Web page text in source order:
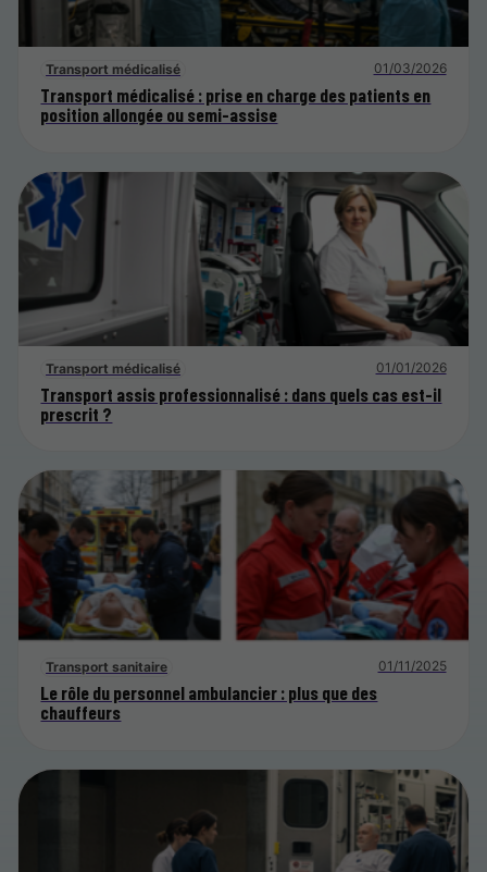
Transport médicalisé 01/03/2026
Transport médicalisé : prise en charge des patients en
position allongée ou semi-assise
Transport médicalisé 01/01/2026
Transport assis professionnalisé : dans quels cas est-il
prescrit ?
Transport sanitaire 01/11/2025
Le rôle du personnel ambulancier : plus que des
chauffeurs